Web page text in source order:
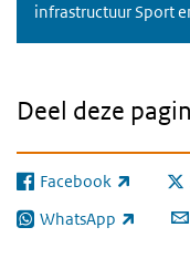
infrastructuur Sport
Deel deze
Facebook
(externe link)
WhatsApp
(externe link)